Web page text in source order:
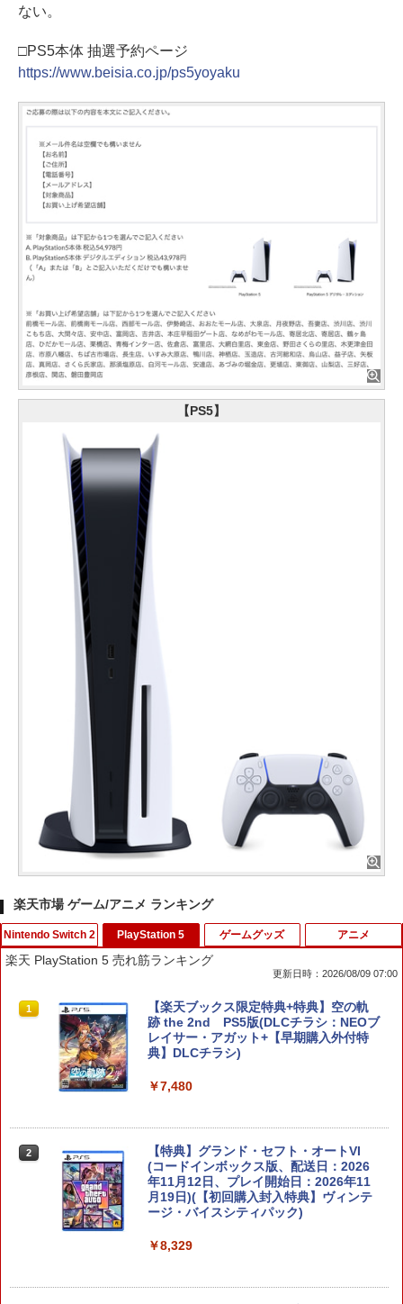
ない。
□PS5本体 抽選予約ページ
https://www.beisia.co.jp/ps5yoyaku
【PS5】
楽天市場 ゲーム/アニメ ランキング
Nintendo Switch 2
1
楽天1位 switch2 保護フィルム【他全機
種】【2枚目半額&ケーブルもらえる】ス
イッチ2 保護フィルム switch2 フィルム
Switch2 ガラスフィルム スイッチ Switc
ト シート 本体 ガラス lite ケース カバー
￥1,000
Nintendo Switch2 ケース EVA キャリン
グケース 耐衝撃 大容量収納 Switch 保護
チ2 収納バッグ キャリーケース 保護 ゲ
￥1,078
PlayStation 5
楽天 PlayStation 5 売れ筋ランキング
更新日時：2026/08/09 07:00
1
【楽天ブックス限定特典+特典】空の軌
跡 the 2nd PS5版(DLCチラシ：NEOブ
レイサー・アガット+【早期購入外付特
典】DLCチラシ)
￥7,480
2
【特典】グランド・セフト・オートVI
(コードインボックス版、配送日：2026
年11月12日、プレイ開始日：2026年11
月19日)(【初回購入封入特典】ヴィンテ
ージ・バイスシティパック)
￥8,329
ゲームグッズ アニメ